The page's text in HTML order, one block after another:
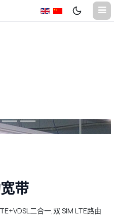
带
二合一,双 SIM LTE路由